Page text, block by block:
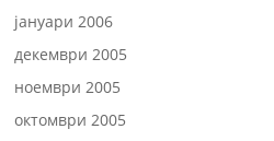
јануари 2006
декември 2005
ноември 2005
октомври 2005